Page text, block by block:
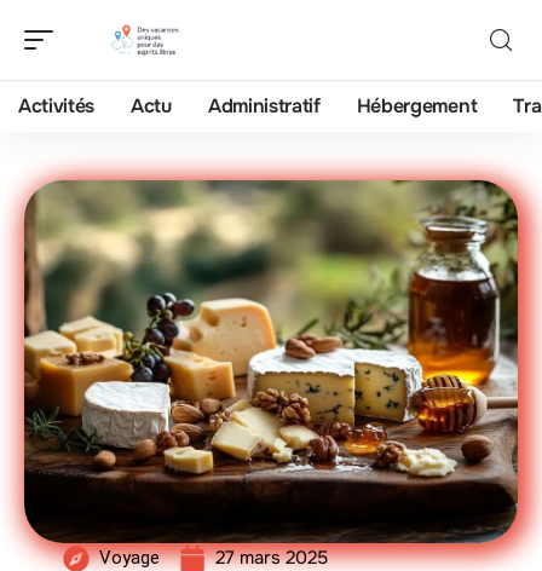
Activités Actu Administratif Hébergement
Voyage 27 mars 2025